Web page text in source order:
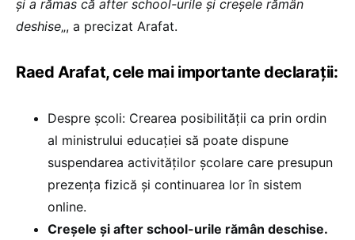
și a rămas că after school-urile și creșele rămân
deshise„, a precizat Arafat.
Raed Arafat, cele mai importante declarații:
Despre școli: Crearea posibilității ca prin ordin
al ministrului educației să poate dispune
suspendarea activităților școlare care presupun
prezența fizică și continuarea lor în sistem
online.
Creșele și after school-urile rămân deschise.